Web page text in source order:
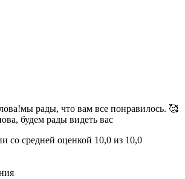
рады, что вам все понравилось. 🥰
будем рады видеть вас
со средней оценкой 10,0 из 10,0